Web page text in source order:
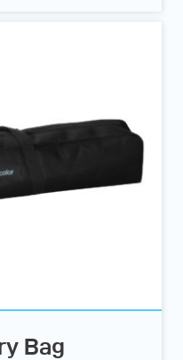
Bag